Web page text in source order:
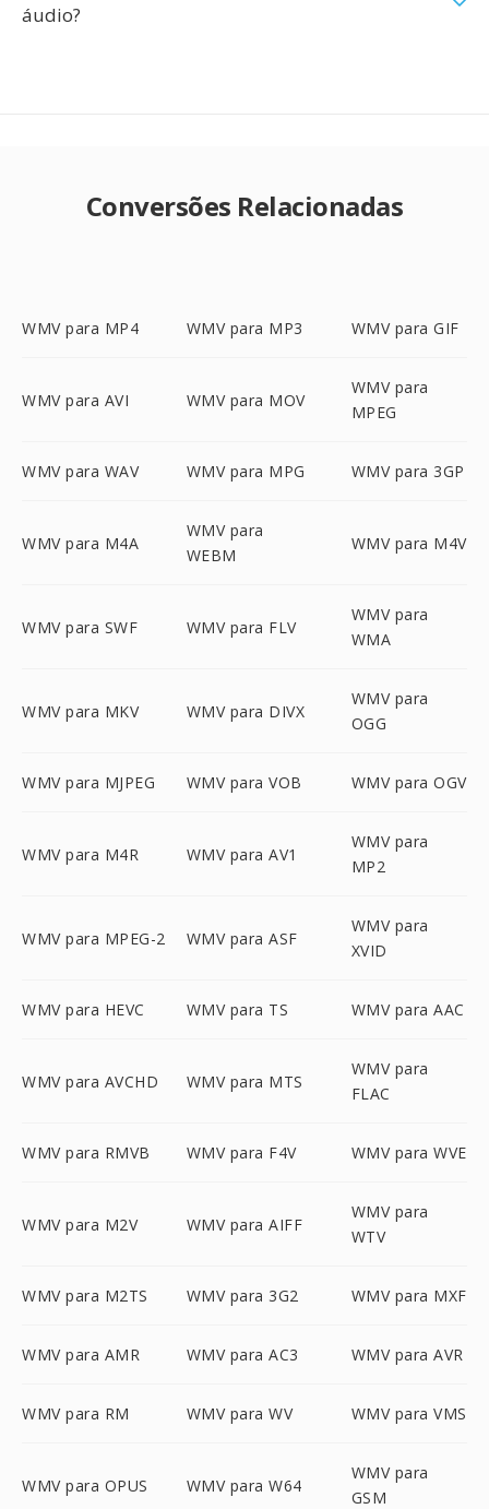
áudio?
Conversões Relacionadas
WMV para MP4 WMV para MP3 WMV para GIF
WMV para AVI WMV para MOV
WMV para
MPEG
WMV para WAV WMV para MPG WMV para 3GP
WMV para M4A
WMV para
WEBM
WMV para M4V
WMV para SWF WMV para FLV
WMV para
WMA
WMV para MKV WMV para DIVX
WMV para
OGG
WMV para MJPEG WMV para VOB WMV para OGV
WMV para M4R WMV para AV1
WMV para
MP2
WMV para MPEG-2 WMV para ASF
WMV para
XVID
WMV para HEVC WMV para TS WMV para AAC
WMV para AVCHD WMV para MTS
WMV para
FLAC
WMV para RMVB WMV para F4V WMV para WVE
WMV para M2V WMV para AIFF
WMV para
WTV
WMV para M2TS WMV para 3G2 WMV para MXF
WMV para AMR WMV para AC3 WMV para AVR
WMV para RM WMV para WV WMV para VMS
WMV para OPUS WMV para W64
WMV para
GSM